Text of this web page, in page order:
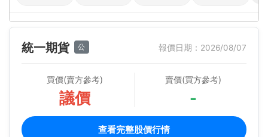
統一期貨 公 報價日期：2026/08/07
買價(賣方參考)
議價
賣價(買方參考)
-
查看完整股價行情